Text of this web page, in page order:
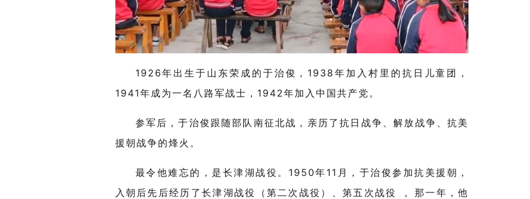
1926年出生于山东荣成 的 于治俊， 1938 年加入村里的抗日儿童团，
1941年成为一名八路军战士， 1942年加入中国共产党。
参军后，于治俊跟随部队南征北战，亲历了抗日战争、解放战争、抗美
援朝战争的烽火。
最令他难忘的，是长津湖战役。 1950年 11 月，于治俊参加抗美援朝，
入朝后先后经历了长津湖战役（第二次战役）、 第五次战役
。那一年，他